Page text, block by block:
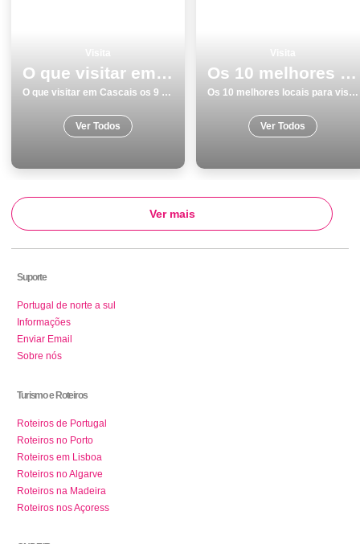
O que visitar em Cascais os 9 melhores locais
O que visitar em Cascais os 9 melhores locais
Ver Todos
Os 10 melhores locais para visitar em Faro
Os 10 melhores locais para visitar em Faro
Ver Todos
Ver mais
Suporte
Portugal de norte a sul
Informações
Enviar Email
Sobre nós
Turismo e Roteiros
Roteiros de Portugal
Roteiros no Porto
Roteiros em Lisboa
Roteiros no Algarve
Roteiros na Madeira
Roteiros nos Açoress